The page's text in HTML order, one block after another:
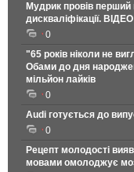
Мудрик провів перший
дискваліфікації. ВІДЕО
0
"65 років ніколи не
Обами до дня
мільйон лайків
0
Audi готується до
0
Рецепт молодості
мовами омолоджує